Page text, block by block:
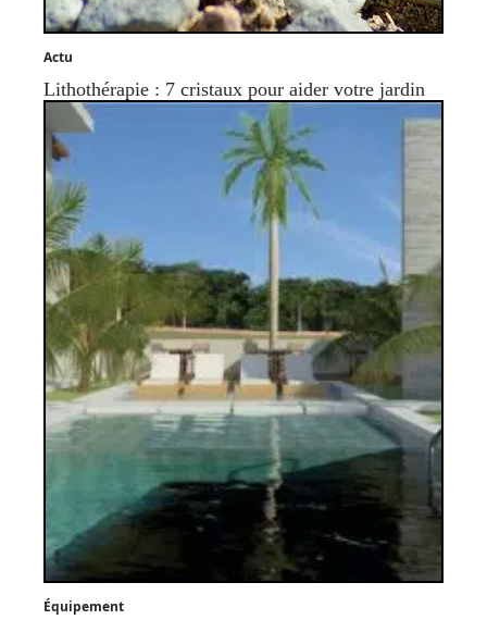
Actu
Lithothérapie : 7 cristaux pour aider votre jardin
Équipement